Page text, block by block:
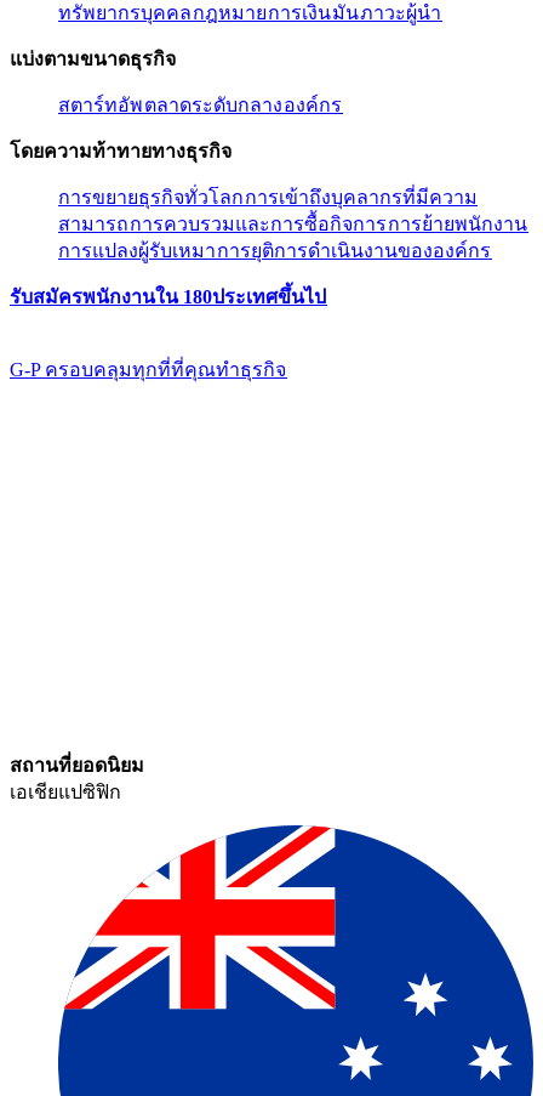
ทรัพยากรบุคคล​​กฎหมาย​​การเงิน​​มัน​​ภาวะผู้นํา​​
แบ่งตามขนาดธุรกิจ​​
สตาร์ทอัพ​​ตลาดระดับกลาง​​องค์กร​​
โดยความท้าทายทางธุรกิจ​​
การขยายธุรกิจทั่วโลก​​การเข้าถึงบุคลากรที่มีความ
สามารถ​​การควบรวมและการซื้อกิจการ​​การย้ายพนักงาน​​
การแปลงผู้รับเหมา​​การยุติการดำเนินงานขององค์กร​​
รับสมัครพนักงานใน 180ประเทศขึ้นไป​​
G-P ครอบคลุมทุกที่ที่คุณทําธุรกิจ​​
สถานที่ยอดนิยม​​
เอเชียแปซิฟิก​​